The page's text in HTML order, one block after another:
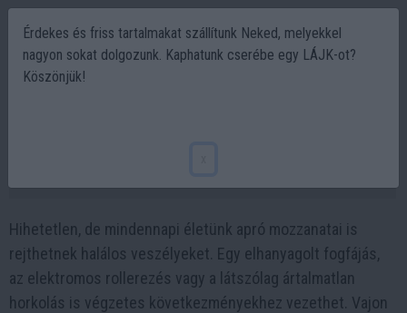
Hihetetlen, de mindennapi életünk apró mozzanatai is
rejthetnek halálos veszélyeket. Egy elhanyagolt fogfájás,
az elektromos rollerezés vagy a látszólag ártalmatlan
horkolás is végzetes következményekhez vezethet. Vajon
Érdekes és friss tartalmakat szállítunk Neked, melyekkel
nagyon sokat dolgozunk. Kaphatunk cserébe egy LÁJK-ot?
Köszönjük!